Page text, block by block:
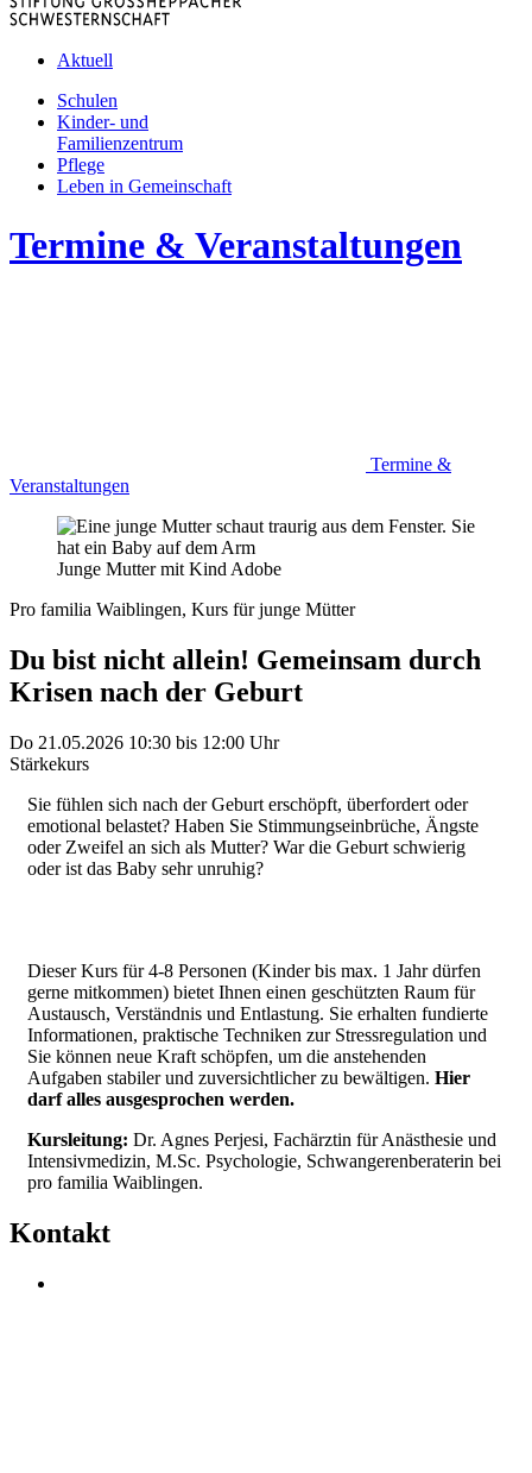
Aktuell
Schulen
Kinder- und
Familienzentrum
Pflege
Leben in Gemeinschaft
Termine & Veranstaltungen
Termine &
Veranstaltungen
Junge Mutter mit Kind Adobe
Pro familia Waiblingen, Kurs für junge Mütter
Du bist nicht allein! Gemeinsam durch
Krisen nach der Geburt
Do 21.05.2026 10:30 bis 12:00 Uhr
Stärkekurs
Sie fühlen sich nach der Geburt erschöpft, überfordert oder
emotional belastet? Haben Sie Stimmungseinbrüche, Ängste
oder Zweifel an sich als Mutter? War die Geburt schwierig
oder ist das Baby sehr unruhig?
Dieser Kurs für 4-8 Personen (Kinder bis max. 1 Jahr dürfen
gerne mitkommen) bietet Ihnen einen geschützten Raum für
Austausch, Verständnis und Entlastung. Sie erhalten fundierte
Informationen, praktische Techniken zur Stressregulation und
Sie können neue Kraft schöpfen, um die anstehenden
Aufgaben stabiler und zuversichtlicher zu bewältigen. Hier
darf alles ausgesprochen werden.
Kursleitung: Dr. Agnes Perjesi, Fachärztin für Anästhesie und
Intensivmedizin, M.Sc. Psychologie, Schwangerenberaterin bei
pro familia Waiblingen.
Kontakt